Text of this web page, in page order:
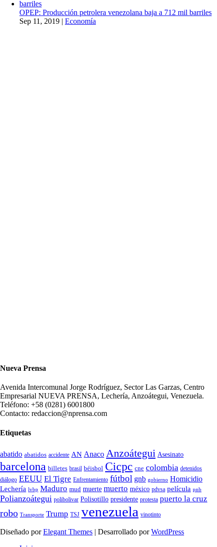
OPEP: Producción petrolera venezolana baja a 712 mil barriles
Sep 11, 2019 | Economía
Nueva Prensa
Avenida Intercomunal Jorge Rodríguez, Sector Las Garzas, Centro
Empresarial NUEVA PRENSA, Lechería, Anzoátegui, Venezuela.
Teléfono: +58 (0281) 6001800
Contacto: redaccion@nprensa.com
Etiquetas
abatido abatidos accidente AN Anaco Anzoátegui Asesinato
barcelona billetes brasil béisbol Cicpc cne colombia detenidos
diálogo EEUU El Tigre Enfrentamiento fútbol gnb gobierno Homicidio
Lechería lvbp Maduro mud muerte muerto méxico pdvsa película pnb
Polianzoátegui polibolivar Polisotillo presidente protesta puerto la cruz
robo Transporte Trump TSJ venezuela vinotinto
Diseñado porElegant Themes | Desarrollado porWordPress